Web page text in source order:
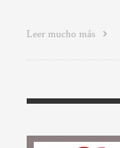
Leer mucho más